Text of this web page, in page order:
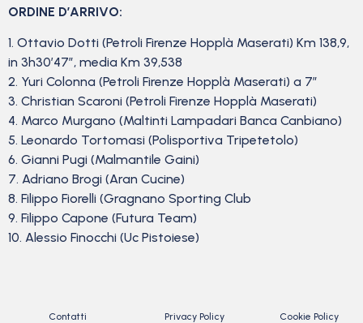
ORDINE D’ARRIVO:
1. Ottavio Dotti (Petroli Firenze Hopplà Maserati) Km 138,9,
in 3h30’47”, media Km 39,538
2. Yuri Colonna (Petroli Firenze Hopplà Maserati) a 7”
3. Christian Scaroni (Petroli Firenze Hopplà Maserati)
4. Marco Murgano (Maltinti Lampadari Banca Canbiano)
5. Leonardo Tortomasi (Polisportiva Tripetetolo)
6. Gianni Pugi (Malmantile Gaini)
7. Adriano Brogi (Aran Cucine)
8. Filippo Fiorelli (Gragnano Sporting Club
9. Filippo Capone (Futura Team)
10. Alessio Finocchi (Uc Pistoiese)
Contatti Privacy Policy Cookie Policy